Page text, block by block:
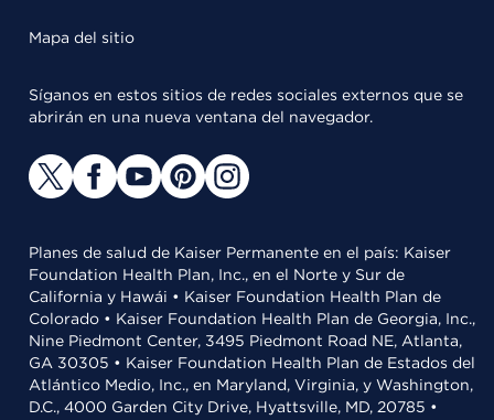
Mapa del sitio
Síganos en estos sitios de redes sociales externos que se
abrirán en una nueva ventana del navegador.
Planes de salud de Kaiser Permanente en el país: Kaiser
Foundation Health Plan, Inc., en el Norte y Sur de
California y Hawái • Kaiser Foundation Health Plan de
Colorado • Kaiser Foundation Health Plan de Georgia, Inc.,
Nine Piedmont Center, 3495 Piedmont Road NE, Atlanta,
GA 30305 • Kaiser Foundation Health Plan de Estados del
Atlántico Medio, Inc., en Maryland, Virginia, y Washington,
D.C., 4000 Garden City Drive, Hyattsville, MD, 20785 •